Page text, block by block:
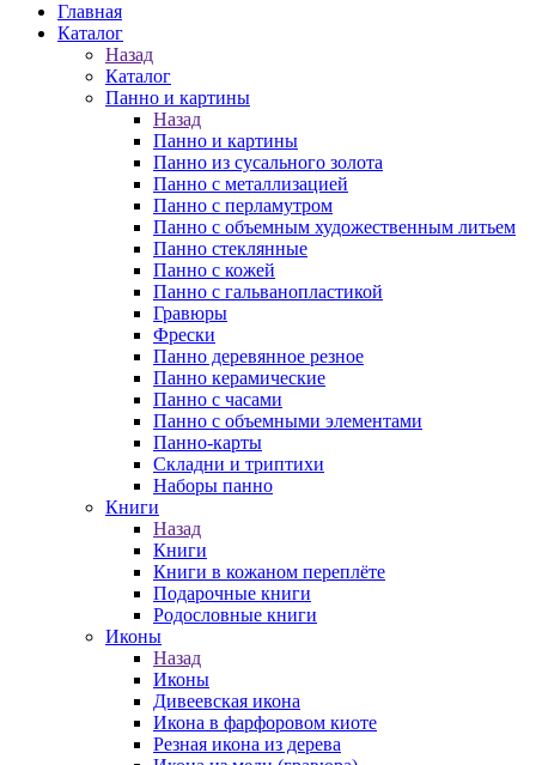
Главная
Каталог
Назад
Каталог
Панно и картины
Назад
Панно и картины
Панно из сусального золота
Панно с металлизацией
Панно с перламутром
Панно с объемным художественным литьем
Панно стеклянные
Панно с кожей
Панно с гальванопластикой
Гравюры
Фрески
Панно деревянное резное
Панно керамические
Панно с часами
Панно с объемными элементами
Панно-карты
Складни и триптихи
Наборы панно
Книги
Назад
Книги
Книги в кожаном переплёте
Подарочные книги
Родословные книги
Иконы
Назад
Иконы
Дивеевская икона
Икона в фарфоровом киоте
Резная икона из дерева